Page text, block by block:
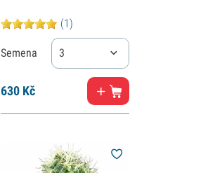
(1)
Semena 3
630Kč